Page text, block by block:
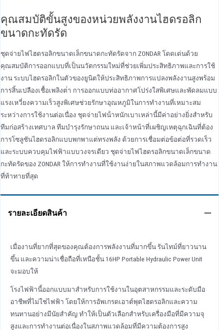
คุณสมบัติขั้นสูงของหน่วยพลังงานไฮดรอลิก
ขนาดกะทัดรัด
ชุดจ่ายไฟไฮดรอลิกขนาดเล็กขนาดกะทัดรัดจาก ZONDAR โดดเด่นด้วย
คุณสมบัติการออกแบบที่เป็นนวัตกรรมใหม่ที่ช่วยเพิ่มประสิทธิภาพและการใช้
งาน ระบบไฮดรอลิกในตัวของยูนิตให้ประสิทธิภาพการแปลงพลังงานสูงพร้อม
การสิ้นเปลืองเชื้อเพลิงต่ํา การออกแบบท่ออากาศโปร่งใสพิเศษและพัดลมแบบ
แรงเหวี่ยงความเร็วสูงพิเศษช่วยรักษาอุณหภูมิในการทํางานที่เหมาะสม
ระหว่างการใช้งานต่อเนื่อง ชุดจ่ายไฟน้ําหนักเบาเหล่านี้มีค่าอย่างยิ่งสําหรับ
ทีมก่อสร้างเทศบาล ทีมบํารุงรักษาถนน และเจ้าหน้าที่เผชิญเหตุฉุกเฉินที่ต้อง
การโซลูชันไฮดรอลิกแบบพกพาแต่ทรงพลัง ด้วยการเชื่อมต่อข้อต่อที่รวดเร็ว
และระบบควบคุมไฟฟ้าแบบวงจรเดียว ชุดจ่ายไฟไฮดรอลิกขนาดเล็กขนาด
กะทัดรัดของ ZONDAR ให้การทํางานที่ใช้งานง่ายในสภาพแวดล้อมการทํางาน
ที่ท้าทายที่สุด
รายละเอียดสินค้า
เมื่องานที่ยากที่สุดของคุณต้องการพลังงานที่มากขึ้น รันไทม์ที่ยาวนาน
ขึ้น และความน่าเชื่อถือที่เหนือชั้น 16HP Portable Hydraulic Power Unit
จะมอบให้
โรงไฟฟ้านี้ออกแบบมาสําหรับการใช้งานในอุตสาหกรรมและระดับมือ
อาชีพที่ไม่ใช่ไฟฟ้า โดยให้การอัพเกรดเอาต์พุตไฮดรอลิกและความ
ทนทานอย่างมีนัยสําคัญ ทําให้เป็นตัวเลือกสําหรับเครื่องมือที่มีความจุ
สูงและการทํางานต่อเนื่องในสภาพแวดล้อมที่มีความต้องการสูง